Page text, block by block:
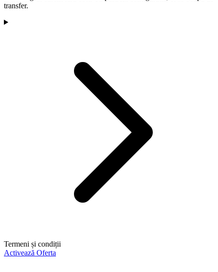
transfer.
Termeni și condiții
Activează Oferta